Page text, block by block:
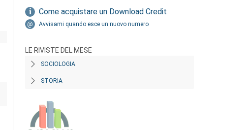
Come acquistare un Download Credit
Avvisami quando esce un nuovo numero
LE RIVISTE DEL MESE
SOCIOLOGIA
STORIA